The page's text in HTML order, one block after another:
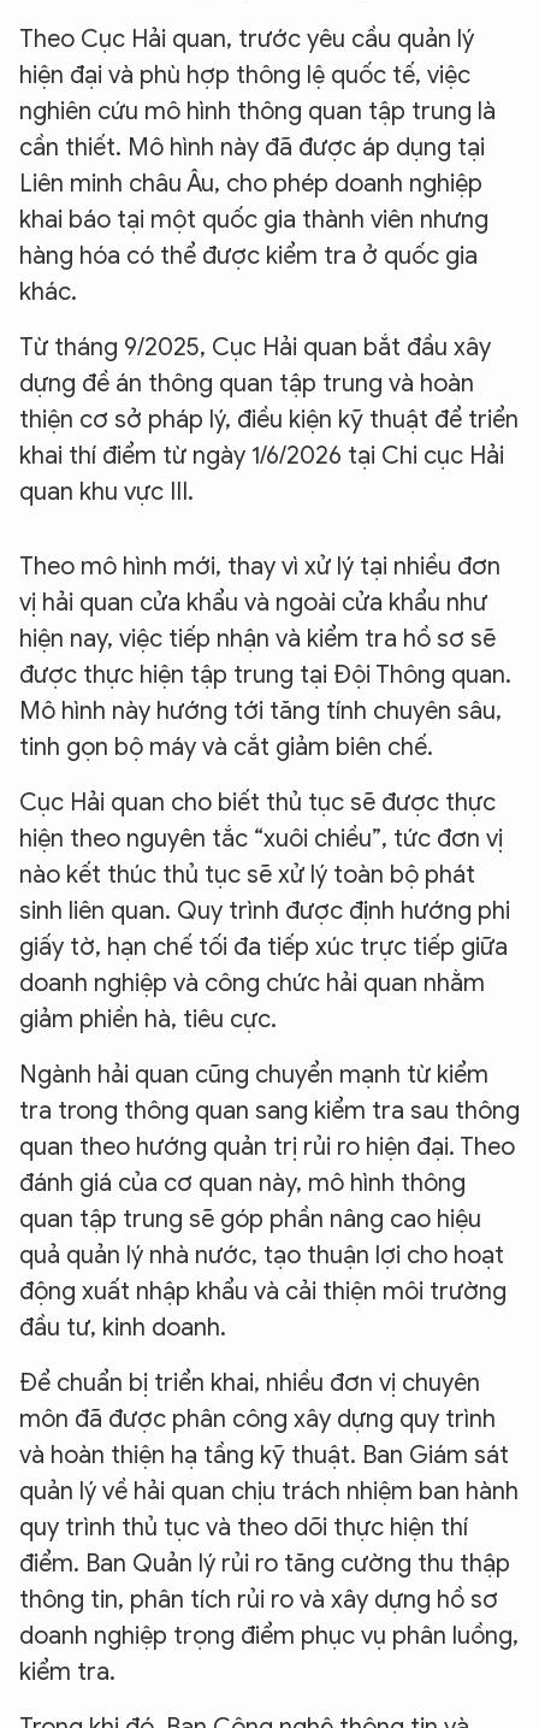
Theo Cục Hải quan, trước yêu cầu quản lý
hiện đại và phù hợp thông lệ quốc tế, việc
nghiên cứu mô hình thông quan tập trung là
cần thiết. Mô hình này đã được áp dụng tại
Liên minh châu Âu, cho phép doanh nghiệp
khai báo tại một quốc gia thành viên nhưng
hàng hóa có thể được kiểm tra ở quốc gia
khác.
Từ tháng 9/2025, Cục Hải quan bắt đầu xây
dựng đề án thông quan tập trung và hoàn
thiện cơ sở pháp lý, điều kiện kỹ thuật để triển
khai thí điểm từ ngày 1/6/2026 tại Chi cục Hải
quan khu vực III.
Theo mô hình mới, thay vì xử lý tại nhiều đơn
vị hải quan cửa khẩu và ngoài cửa khẩu như
hiện nay, việc tiếp nhận và kiểm tra hồ sơ sẽ
được thực hiện tập trung tại Đội Thông quan.
Mô hình này hướng tới tăng tính chuyên sâu,
tinh gọn bộ máy và cắt giảm biên chế.
Cục Hải quan cho biết thủ tục sẽ được thực
hiện theo nguyên tắc “xuôi chiều”, tức đơn vị
nào kết thúc thủ tục sẽ xử lý toàn bộ phát
sinh liên quan. Quy trình được định hướng phi
giấy tờ, hạn chế tối đa tiếp xúc trực tiếp giữa
doanh nghiệp và công chức hải quan nhằm
giảm phiền hà, tiêu cực.
Ngành hải quan cũng chuyển mạnh từ kiểm
tra trong thông quan sang kiểm tra sau thông
quan theo hướng quản trị rủi ro hiện đại. Theo
đánh giá của cơ quan này, mô hình thông
quan tập trung sẽ góp phần nâng cao hiệu
quả quản lý nhà nước, tạo thuận lợi cho hoạt
động xuất nhập khẩu và cải thiện môi trường
đầu tư, kinh doanh.
Để chuẩn bị triển khai, nhiều đơn vị chuyên
môn đã được phân công xây dựng quy trình
và hoàn thiện hạ tầng kỹ thuật. Ban Giám sát
quản lý về hải quan chịu trách nhiệm ban hành
quy trình thủ tục và theo dõi thực hiện thí
điểm. Ban Quản lý rủi ro tăng cường thu thập
thông tin, phân tích rủi ro và xây dựng hồ sơ
doanh nghiệp trọng điểm phục vụ phân luồng,
kiểm tra.